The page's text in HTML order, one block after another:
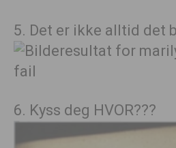
5. Det er ikke alltid det
6. Kyss deg HVOR???